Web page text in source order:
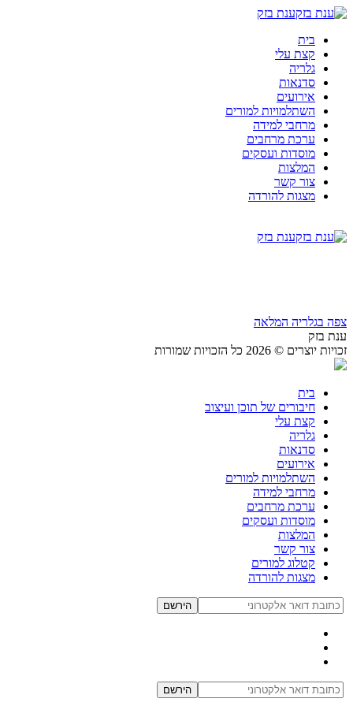
ענת בזק
בית
קצת עלי
גלריה
סדנאות
אירועים
השתלמויות למורים
מרחבי למידה
ערכת מרחבים
מוסדות ועסקים
המלצות
צור קשר
מצגות להורדה
ענת בזק
צפה בגלריה המלאה
ענת בזק
זכויות יוצרים © 2026 כל הזכויות שמורות
בית
חיבורים של תוכן ועיצוב
קצת עלי
גלריה
סדנאות
אירועים
השתלמויות למורים
מרחבי למידה
ערכת מרחבים
מוסדות ועסקים
המלצות
צור קשר
קטלוג למורים
מצגות להורדה
הירשם
הירשם